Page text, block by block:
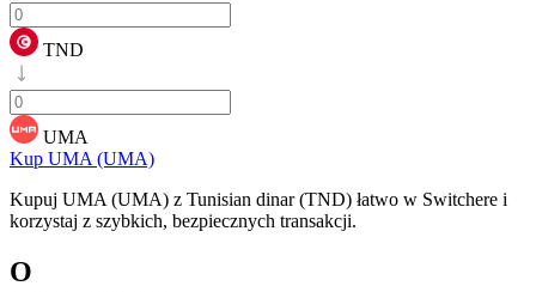
TND
UMA
Kup UMA (UMA)
Kupuj UMA (UMA) z Tunisian dinar (TND) łatwo w Switchere i
korzystaj z szybkich, bezpiecznych transakcji.
O